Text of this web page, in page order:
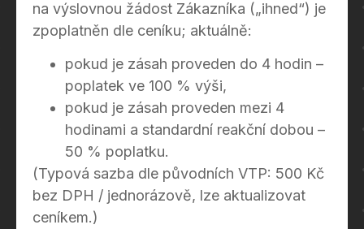
na výslovnou žádost Zákazníka („ihned“) je
zpoplatněn dle ceníku; aktuálně:
pokud je zásah proveden do 4 hodin –
poplatek ve 100 % výši,
pokud je zásah proveden mezi 4
hodinami a standardní reakční dobou –
50 % poplatku.
(Typová sazba dle původních VTP: 500 Kč
bez DPH / jednorázově, lze aktualizovat
ceníkem.)